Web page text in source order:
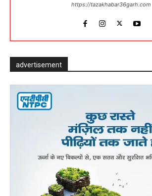
https://tazakhabar36garh.com
advertisement